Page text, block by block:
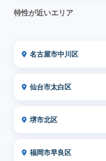
特性が近いエリア
名古屋市中川区
仙台市太白区
堺市北区
福岡市早良区